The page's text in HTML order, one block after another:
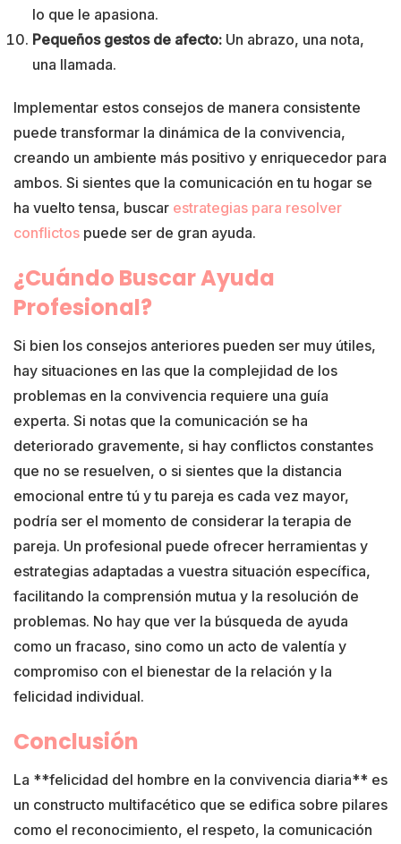
lo que le apasiona.
Pequeños gestos de afecto:Un abrazo, una nota,
una llamada.
Implementar estos consejos de manera consistente
puede transformar la dinámica de la convivencia,
creando un ambiente más positivo y enriquecedor para
ambos. Si sientes que la comunicación en tu hogar se
ha vuelto tensa, buscar estrategias para resolver
conflictos puede ser de gran ayuda.
¿Cuándo Buscar Ayuda
Profesional?
Si bien los consejos anteriores pueden ser muy útiles,
hay situaciones en las que la complejidad de los
problemas en la convivencia requiere una guía
experta. Si notas que la comunicación se ha
deteriorado gravemente, si hay conflictos constantes
que no se resuelven, o si sientes que la distancia
emocional entre tú y tu pareja es cada vez mayor,
podría ser el momento de considerar la terapia de
pareja. Un profesional puede ofrecer herramientas y
estrategias adaptadas a vuestra situación específica,
facilitando la comprensión mutua y la resolución de
problemas. No hay que ver la búsqueda de ayuda
como un fracaso, sino como un acto de valentía y
compromiso con el bienestar de la relación y la
felicidad individual.
Conclusión
La **felicidad del hombre en la convivencia diaria** es
un constructo multifacético que se edifica sobre pilares
como el reconocimiento, el respeto, la comunicación